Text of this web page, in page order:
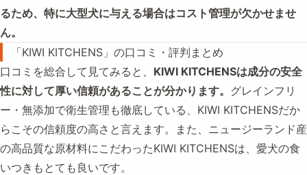
るため、特に大型犬に与える場合はコスト管理が欠かせませ
ん。
「KIWI KITCHENS」の口コミ・評判まとめ
口コミを総合して見てみると、 KIWI KITCHENSは成分の安全
性に対して厚い信頼があることが分かります。 グレインフリ
ー・無添加で衛生管理も徹底している、KIWI KITCHENSだか
らこその信頼度の高さと言えます。また、ニュージーランド産
の高品質な原材料にこだわったKIWI KITCHENSは、愛犬の食
いつきもとても良いです。